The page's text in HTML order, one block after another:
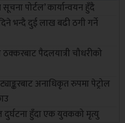
पोर्टल’ कार्यान्वयन हुँदै
भन्दै दुई लाख बढी ठगी गर्ने
पैदलयात्री चौधरीको
अनाधिकृत रुपमा पेट्रोल
हुँदा एक युवकको मृत्यु